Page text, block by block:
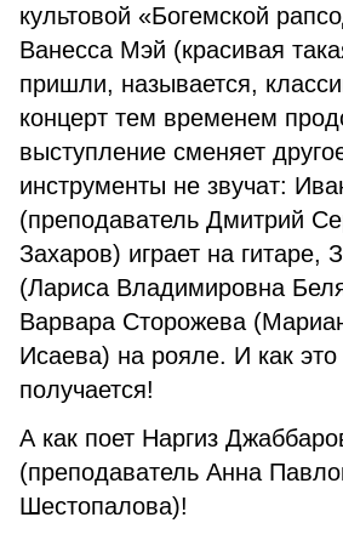
культовой «Богемской
Ванесса Мэй (красивая
пришли, называется,
концерт тем временем
выступление сменяет
инструменты не звучат:
(преподаватель Дмитрий
Захаров) играет на гитаре,
(Лариса Владимировна
Варвара Сторожева
Исаева) на рояле. И как это
получается!
А как поет Наргиз
(преподаватель Анна
Шестопалова)!